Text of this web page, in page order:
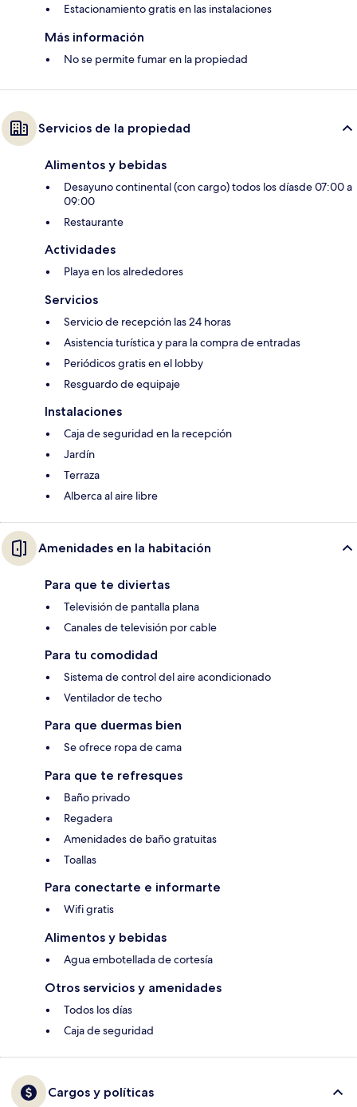
Estacionamiento gratis en las instalaciones
Más información
No se permite fumar en la propiedad
Servicios de la propiedad
Alimentos y bebidas
Desayuno continental (con cargo) todos los díasde 07:00 a
09:00
Restaurante
Actividades
Playa en los alrededores
Servicios
Servicio de recepción las 24 horas
Asistencia turística y para la compra de entradas
Periódicos gratis en el lobby
Resguardo de equipaje
Instalaciones
Caja de seguridad en la recepción
Jardín
Terraza
Alberca al aire libre
Amenidades en la habitación
Para que te diviertas
Televisión de pantalla plana
Canales de televisión por cable
Para tu comodidad
Sistema de control del aire acondicionado
Ventilador de techo
Para que duermas bien
Se ofrece ropa de cama
Para que te refresques
Baño privado
Regadera
Amenidades de baño gratuitas
Toallas
Para conectarte e informarte
Wifi gratis
Alimentos y bebidas
Agua embotellada de cortesía
Otros servicios y amenidades
Todos los días
Caja de seguridad
Cargos y políticas